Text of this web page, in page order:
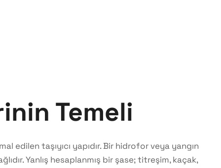
Temeli
edilen taşıyıcı yapıdır. Bir hidrofor veya yangın
Yanlış hesaplanmış bir şase; titreşim, kaçak,